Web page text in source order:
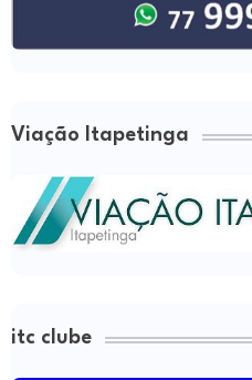
Viação Itapetinga
itc clube